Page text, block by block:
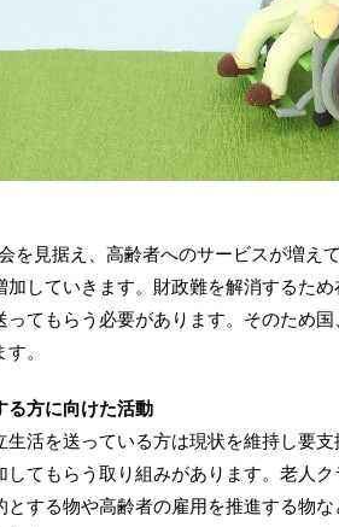
を見据え、高齢者へのサービスが増え
加していきます。財政難を解消するた
ってもらう必要があります。そのため
。
る方に向けた活動
活を送っている方は現状を維持し要
してもらう取り組みがあります。老人
とする物や高齢者の雇用を推進する物